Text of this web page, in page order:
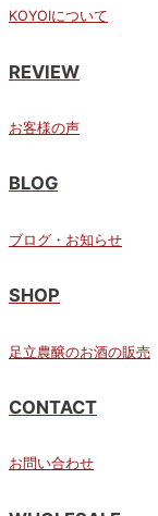
KOYOIについて
REVIEW
お客様の声
BLOG
ブログ・お知らせ
SHOP
足立農醸のお酒の販売
CONTACT
お問い合わせ